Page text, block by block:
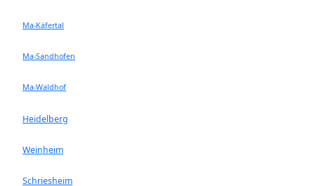
Ma-Käfertal
Ma-Sandhofen
Ma-Waldhof
Heidelberg
Weinheim
Schriesheim